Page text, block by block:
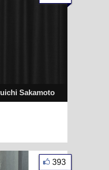
Sakamoto
393